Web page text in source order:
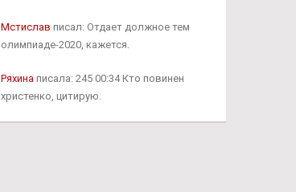
Мстислав писал: Отдает должное тем
олимпиаде-2020, кажется.
Ряхинаписала: 245 00:34 Кто повинен
христенко, цитирую.